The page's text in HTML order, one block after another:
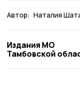
Автор: Наталия
Издания МО
Тамбовской